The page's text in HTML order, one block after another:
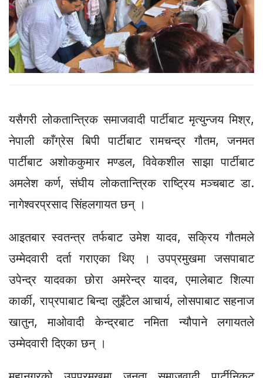
यसैगरी लोकतान्त्रिक समाजवादी पार्टीबाट मृत्युन्जय मिश्र,
नेपाली काँग्रेस बिपी पार्टीबाट रामचन्द्र गौतम, जनमत
पार्टीबाट अशोककुमार मण्डल, विवेकशील साझा पार्टीबाट
अमलेश कर्ण, संघीय लोकतान्त्रिक राष्ट्रिय मञ्चबाट डा.
नागेश्वरप्रसाद सिंहलगायत छन् ।
आइतबार स्वतन्त्र तर्फबाट उमेश यादव, सक्रिय गौतमले
उम्मेदवारी दर्ता गराएका थिए । उपप्रमुखमा जसपाबाट
उपेन्द्र यादवका छोरा अमरेन्द्र यादव, एमालेबाट शिल्पा
कार्की, राप्रपाबाट बिन्दा लुइँटेल आचार्य, लोसपाबाट सहनाज
खातुन, माओवादी केन्द्रबाट नमिता न्यौपाने लगायतले
उम्मेदवारी दिएका छन् ।